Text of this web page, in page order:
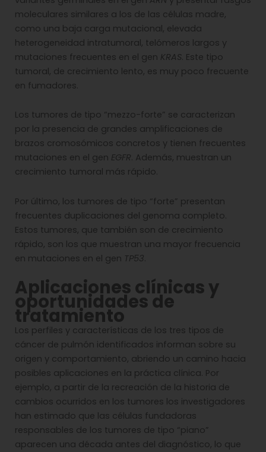
moleculares similares a los de las células madre,
como una baja carga mutacional, elevada
heterogeneidad intratumoral, telómeros largos y
mutaciones frecuentes en el gen KRAS. Este tipo
tumoral, de crecimiento lento, es muy poco frecuente
en fumadores.
Los tumores de tipo “mezzo-forte” se caracterizan
por la presencia de grandes amplificaciones de
brazos cromosómicos concretos y tienen frecuentes
mutaciones en el gen EGFR. Además, muestran un
crecimiento tumoral más rápido.
Por último, los tumores de tipo “forte” presentan
frecuentes duplicaciones del genoma completo.
Estos tumores, que también son de crecimiento
rápido, son los que muestran una mayor frecuencia
en mutaciones en el gen TP53.
Aplicaciones clínicas y
oportunidades de
tratamiento
Los perfiles y características de los tres tipos de
cáncer de pulmón identificados informan sobre su
origen y comportamiento, abriendo un camino hacia
posibles aplicaciones en la práctica clínica. Por
ejemplo, a partir de la recreación de la historia de
cambios ocurridos en los tumores los investigadores
han estimado que las células fundadoras
responsables de los tumores de tipo “piano”
aparecen una década antes del diagnóstico, lo que